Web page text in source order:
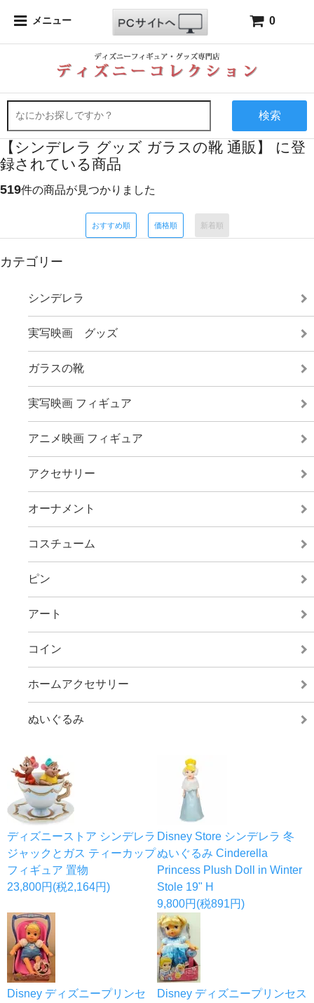
メニュー 0
検索
【シンデレラ グッズ ガラスの靴 通販】 に登
録されている商品
519件の商品が見つかりました
おすすめ順 価格順 新着順
カテゴリー
シンデレラ
実写映画 グッズ
ガラスの靴
実写映画 フィギュア
アニメ映画 フィギュア
アクセサリー
オーナメント
コスチューム
ピン
アート
コイン
ホームアクセサリー
ぬいぐるみ
ディズニーストア シンデレラ
ジャックとガス ティーカップ
フィギュア 置物
23,800円(税2,164円)
Disney Store シンデレラ 冬
ぬいぐるみ Cinderella
Princess Plush Doll in Winter
Stole 19" H
9,800円(税891円)
Disney ディズニープリンセ
Disney ディズニープリンセス